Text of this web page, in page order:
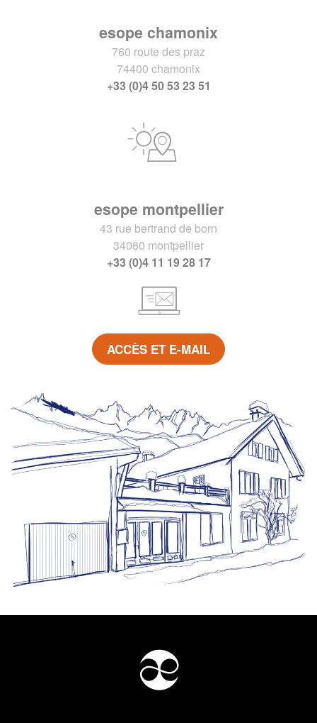
esope chamonix
760 route des praz
74400 chamonix
+33 (0)4 50 53 23 51
esope montpellier
43 rue bertrand de born
34080 montpellier
+33 (0)4 11 19 28 17
ACCÈS ET E-MAIL